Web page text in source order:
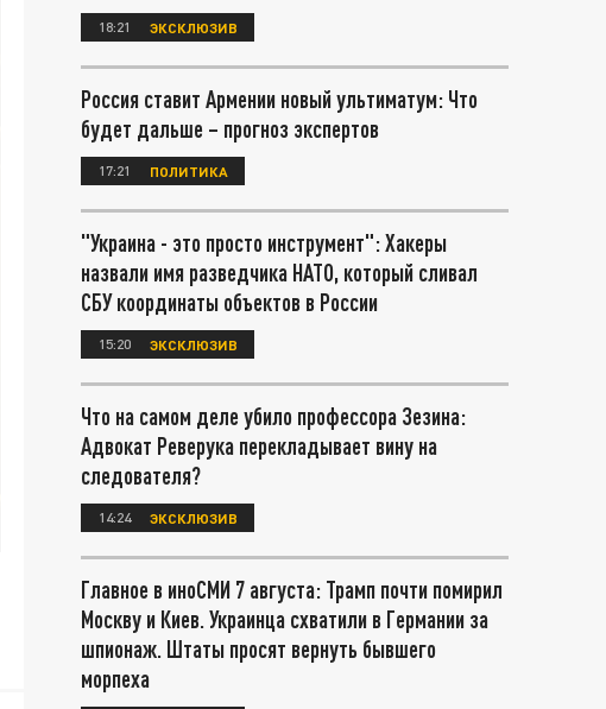
18:21 ЭКСКЛЮЗИВ
Россия ставит Армении новый ультиматум: Что
будет дальше – прогноз экспертов
17:21 ПОЛИТИКА
"Украина - это просто инструмент": Хакеры
назвали имя разведчика НАТО, который сливал
СБУ координаты объектов в России
15:20 ЭКСКЛЮЗИВ
Что на самом деле убило профессора Зезина:
Адвокат Реверука перекладывает вину на
следователя?
14:24 ЭКСКЛЮЗИВ
Главное в иноСМИ 7 августа: Трамп почти помирил
Москву и Киев. Украинца схватили в Германии за
шпионаж. Штаты просят вернуть бывшего
морпеха